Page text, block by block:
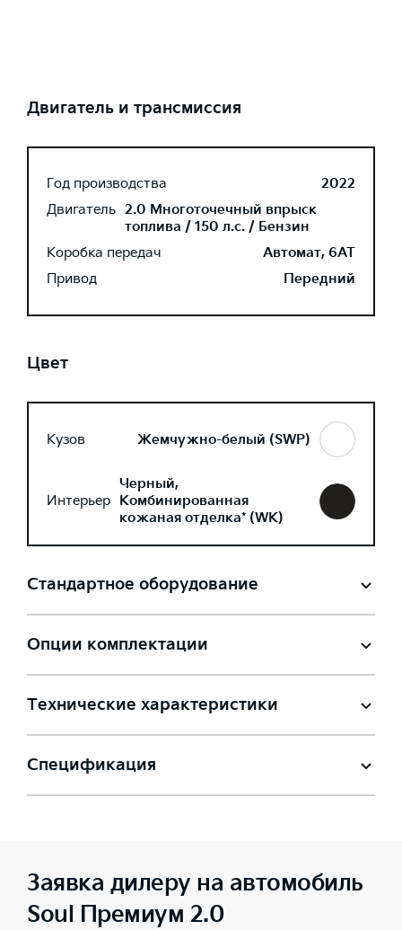
Двигатель и трансмиссия
Год производства
2022
Двигатель 2.0 Многоточечный впрыск
топлива / 150 л.с. / Бензин
Коробка передач
Автомат, 6AT
Привод
Передний
Цвет
Кузов Жемчужно-белый (SWP)
Интерьер
Черный,
Комбинированная
кожаная отделка* (WK)
Стандартное оборудование
Опции комплектации
Технические характеристики
Спецификация
Заявка дилеру на автомобиль
Soul Премиум 2.0